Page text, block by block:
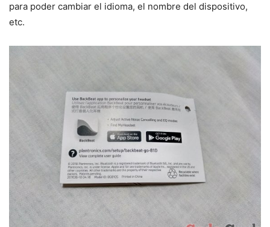
para poder cambiar el idioma, el nombre del dispositivo,
etc.